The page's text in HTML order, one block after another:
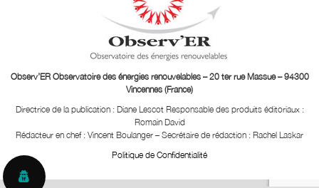
Observ’ER Observatoire des énergies renouvelables – 20 ter rue Massue – 94300
Vincennes (France)
Directrice de la publication : Diane Lescot Responsable des produits éditoriaux :
Romain David
Rédacteur en chef : Vincent Boulanger – Secrétaire de rédaction : Rachel Laskar
Politique de Confidentialité